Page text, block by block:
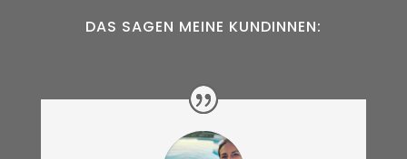
DAS SAGEN MEINE KUNDINNEN: